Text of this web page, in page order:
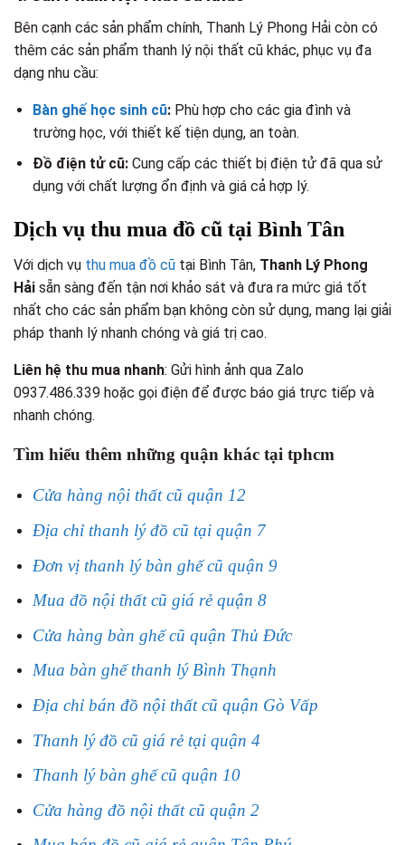
Bên cạnh các sản phẩm chính, Thanh Lý Phong Hải còn có
thêm các sản phẩm thanh lý nội thất cũ khác, phục vụ đa
dạng nhu cầu:
Bàn ghế học sinh cũ:Phù hợp cho các gia đình và
trường học, với thiết kế tiện dụng, an toàn.
Đồ điện tử cũ:Cung cấp các thiết bị điện tử đã qua sử
dụng với chất lượng ổn định và giá cả hợp lý.
Dịch vụ thu mua đồ cũ tại Bình Tân
Với dịch vụ thu mua đồ cũ tại Bình Tân, Thanh Lý Phong
Hải sẵn sàng đến tận nơi khảo sát và đưa ra mức giá tốt
nhất cho các sản phẩm bạn không còn sử dụng, mang lại giải
pháp thanh lý nhanh chóng và giá trị cao.
Liên hệ thu mua nhanh: Gửi hình ảnh qua Zalo
0937.486.339 hoặc gọi điện để được báo giá trực tiếp và
nhanh chóng.
Tìm hiểu thêm những quận khác tại tphcm
Cửa hàng nội thất cũ quận 12
Địa chỉ thanh lý đồ cũ tại quận 7
Đơn vị thanh lý bàn ghế cũ quận 9
Mua đồ nội thất cũ giá rẻ quận 8
Cửa hàng bàn ghế cũ quận Thủ Đức
Mua bàn ghế thanh lý Bình Thạnh
Địa chỉ bán đồ nội thất cũ quận Gò Vấp
Thanh lý đồ cũ giá rẻ tại quận 4
Thanh lý bàn ghế cũ quận 10
Cửa hàng đồ nội thất cũ quận 2